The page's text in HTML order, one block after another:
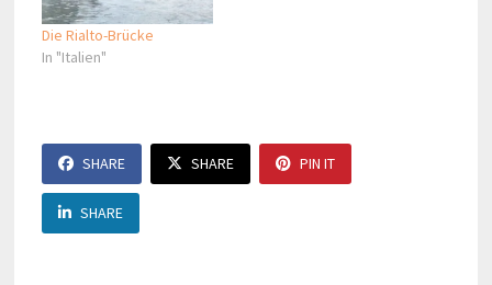
Die Rialto-Brücke
In "Italien"
SHARE SHARE PIN IT
SHARE